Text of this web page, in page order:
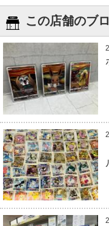
この店舗のブ